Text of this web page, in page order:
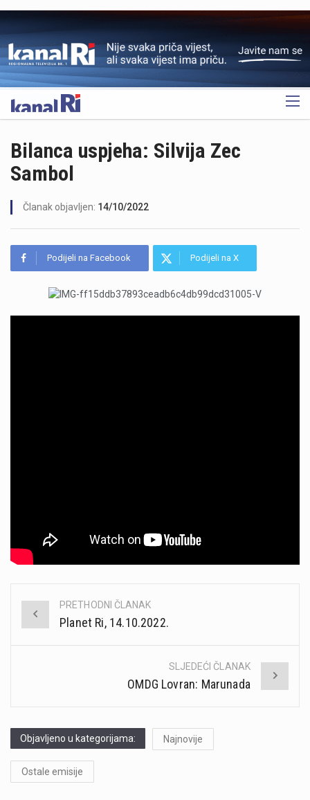
OGLAS
Bilanca uspjeha: Silvija Zec
Sambol
Članak objavljen: 14/10/2022
Podijeli na Facebook Podijeli na X
Post
PRETHODNI ČLANAK
Planet Ri, 14.10.2022.
SLJEDEĆI ČLANAK
OMDG Lovran: Marunada
Objavljeno u kategorijama: Najnovije
Ostale emisije